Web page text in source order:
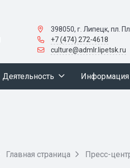
398050, г. Липецк, пл.
+7 (474) 272-4618
culture@admlr.lipetsk.ru
Деятельность Информация
Главная страница Пресс-